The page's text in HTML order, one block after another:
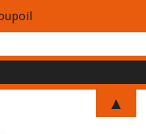
▲